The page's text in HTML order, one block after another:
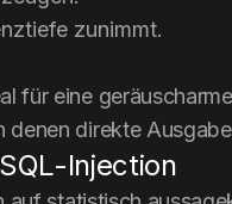
zunimmt.
für eine
denen direkte
Injection